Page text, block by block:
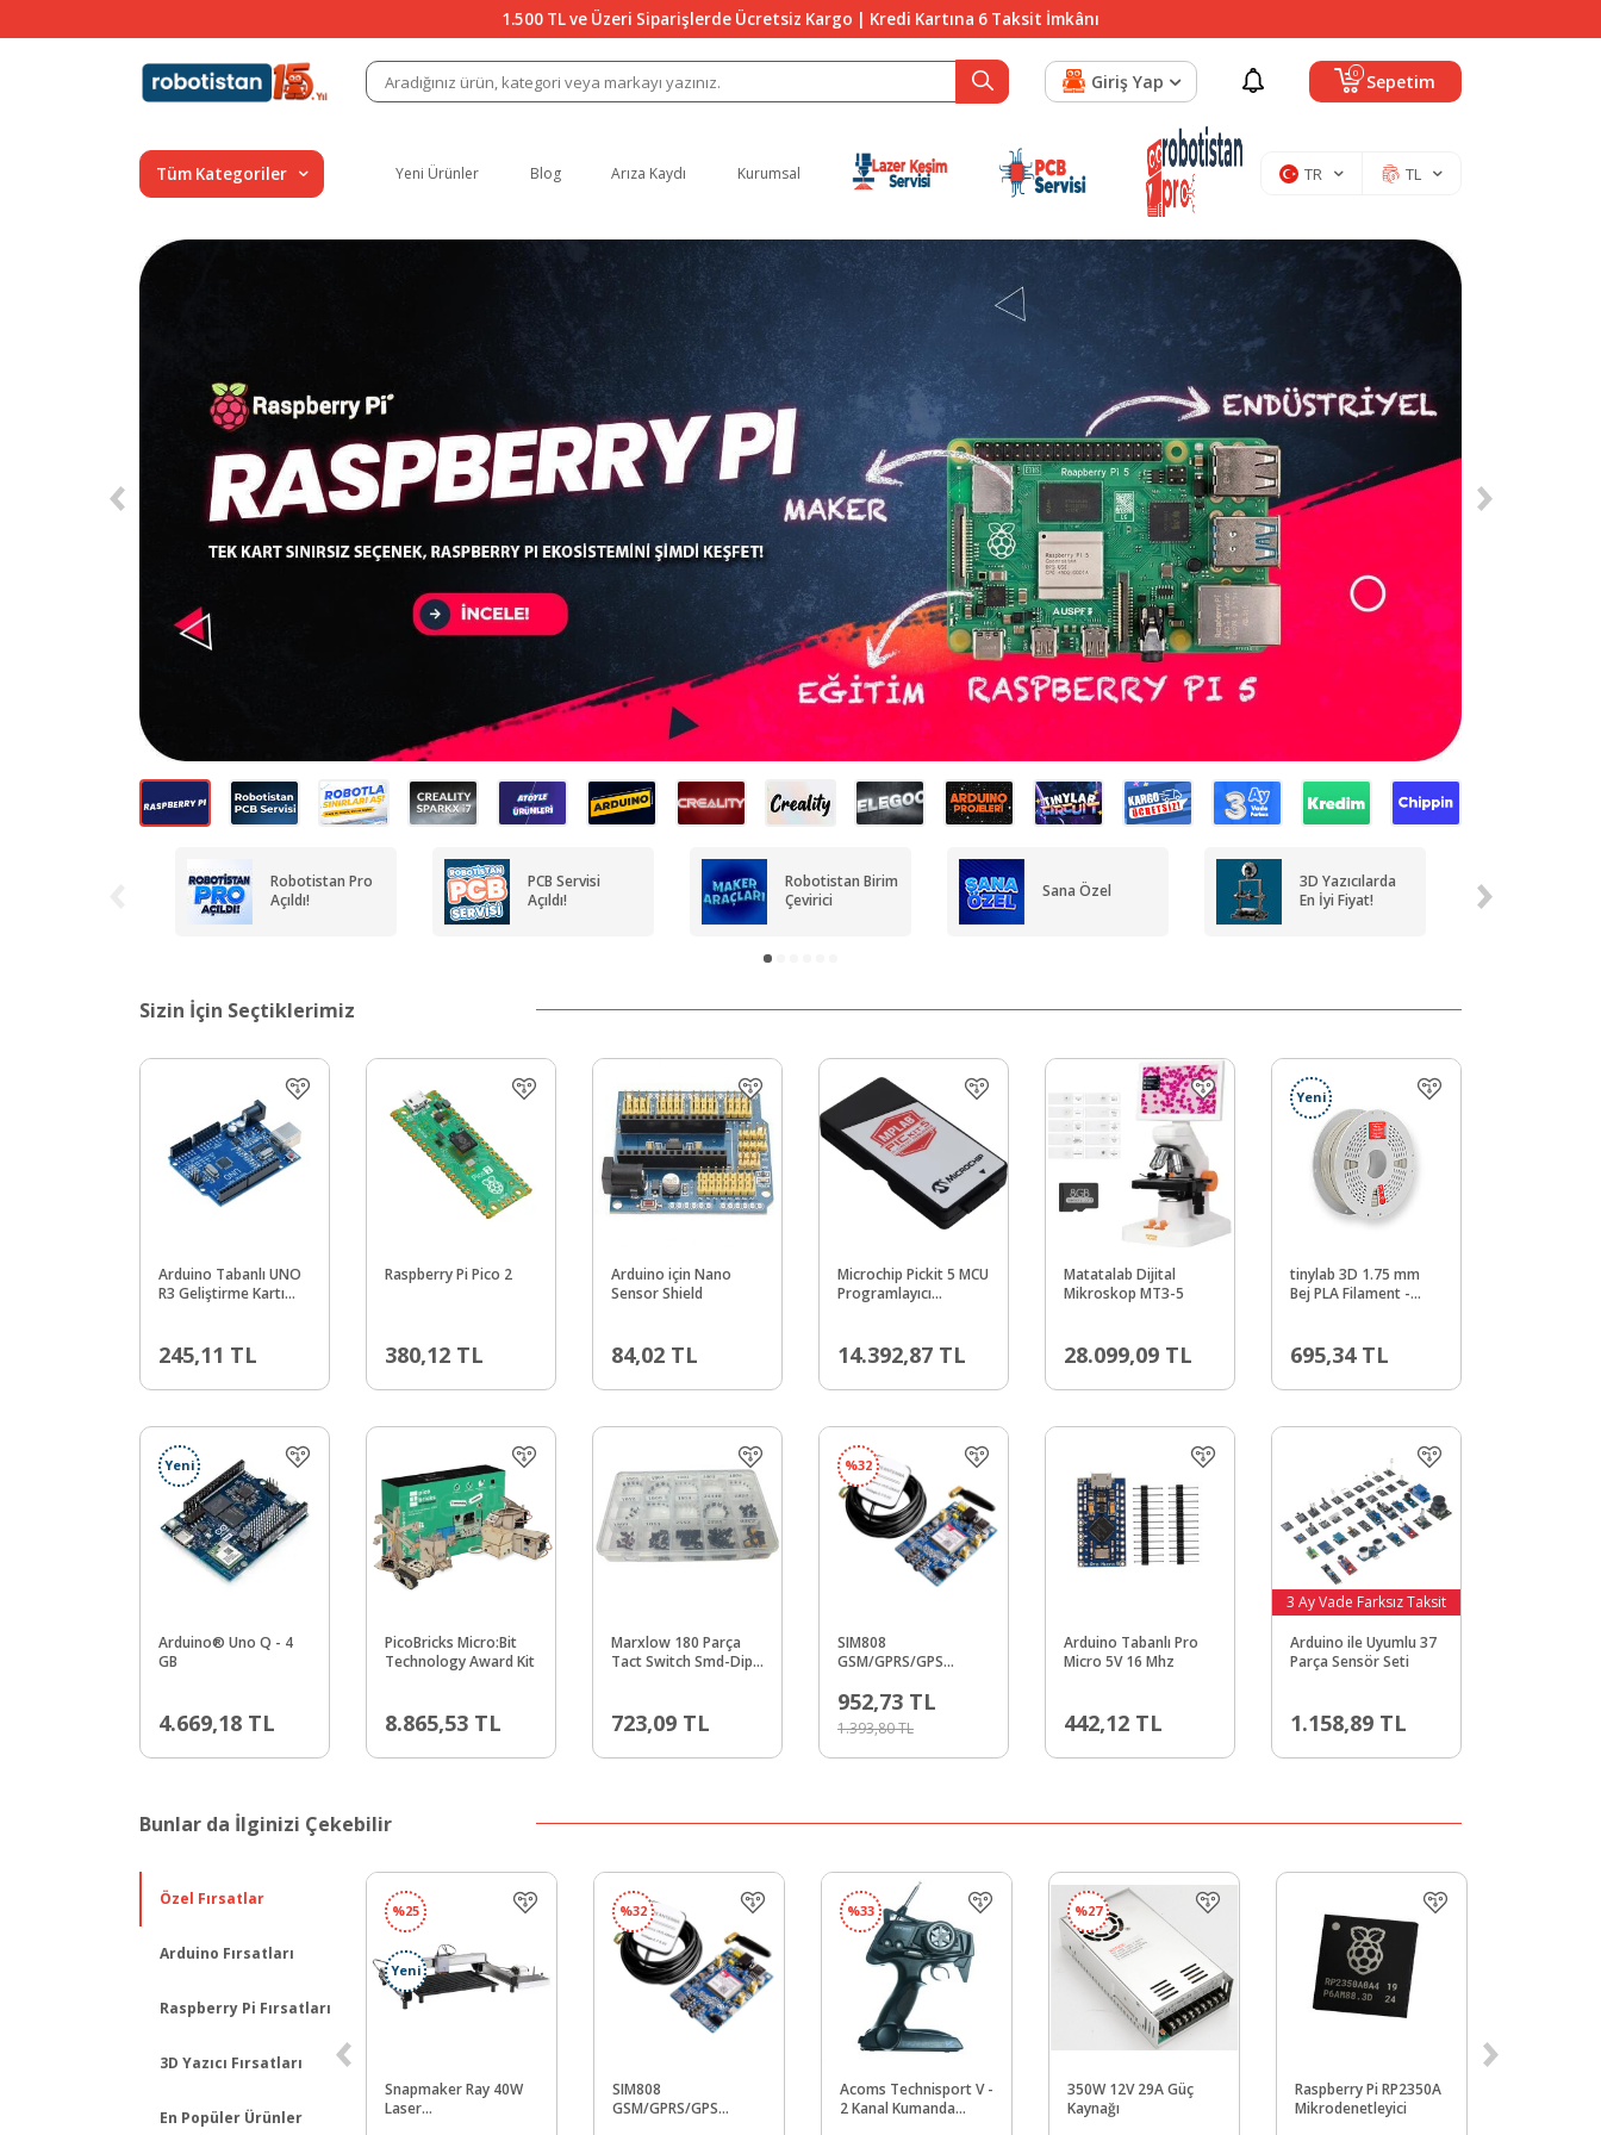
1.500 TL ve Üzeri Siparişlerde Ücretsiz Kargo | Kredi Kartına 6 Taksit İmkânı
0 Sepetim
Giriş Yap
Tüm Kategoriler Yeni Ürünler Blog Arıza Kaydı Kurumsal TR TL
Robotistan Pro
Açıldı!
PCB Servisi
Açıldı!
Robotistan Birim
Çevirici
Sana Özel
3D Yazıcılarda
En İyi Fiyat!
Sizin İçin Seçtiklerimiz
Arduino Tabanlı UNO
R3 Geliştirme Kartı
245,11 TL
Raspberry Pi Pico 2
380,12 TL
Arduino için Nano
Sensor Shield
84,02 TL
Microchip Pickit 5 MCU
Programlayıcı
14.392,87 TL
Matatalab Dijital
Mikroskop MT3-5
28.099,09 TL
Yeni
tinylab 3D 1.75 mm
Bej PLA Filament -
695,34TL
Yeni
Arduino® Uno Q - 4
GB
4.669,18 TL
PicoBricks Micro:Bit
Technology Award Kit
8.865,53 TL
Marxlow 180 Parça
Tact Switch Smd-Dip
723,09 TL
%32
SIM808
GSM/GPRS/GPS
(Arduino ile Uyumlu,
Raspberry Pi Uyumlu) -
IMEI Kayıtsız
1.393,80TL
952,73 TL
Arduino Tabanlı Pro
Micro 5V 16 Mhz
442,12 TL
3 Ay Vade Farksız Taksit
Arduino ile Uyumlu 37
Parça Sensör Seti
1.158,89 TL
Bunlar da İlginizi Çekebilir
Özel Fırsatlar
Arduino Fırsatları
Raspberry Pi Fırsatları
3D Yazıcı Fırsatları
En Popüler Ürünler
2450mAh Li-ion Şarjlı
Pil - Kutup Başsız
%25
Yeni
Snapmaker Ray 40W
Laser
%32
SIM808
GSM/GPRS/GPS
%33
Acoms Technisport V -
2 Kanal Kumanda
%27
350W 12V 29A Güç
Kaynağı
Raspberry Pi RP2350A
Mikrodenetleyici